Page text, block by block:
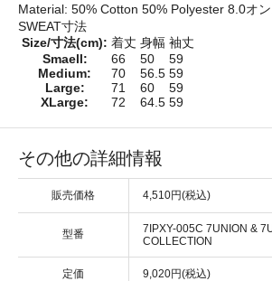
Material: 50% Cotton 50% Polyester 8.0オン
SWEAT寸法
Size/寸法(cm): 着丈 身幅 袖丈
Smaell:
66 50
59
Medium:
70 56.5 59
Large:
71 60
59
XLarge:
72 64.5 59
その他の詳細情報
販売価格 4,510円(税込)
型番
7IPXY-005C 7UNION &
COLLECTION
定価 9,020円(税込)